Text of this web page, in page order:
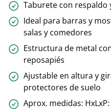
Taburete con respaldo
Ideal para barras y
salas y comedores
Estructura de metal
reposapiés
Ajustable en altura y
protectores de suelo
Aprox. medidas: